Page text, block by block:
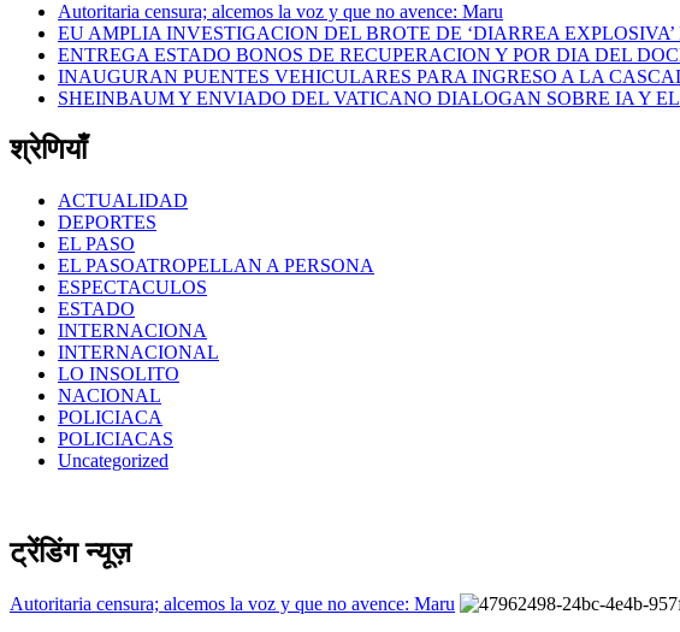
Autoritaria censura; alcemos la voz y que no avence: Maru
EU AMPLIA INVESTIGACION DEL BROTE DE ‘DIARREA
ENTREGA ESTADO BONOS DE RECUPERACION Y POR DIA DEL
INAUGURAN PUENTES VEHICULARES PARA INGRESO A LA
SHEINBAUM Y ENVIADO DEL VATICANO DIALOGAN SOBRE IA Y
श्रेणियाँ
ACTUALIDAD
DEPORTES
EL PASO
EL PASOATROPELLAN A PERSONA
ESPECTACULOS
ESTADO
INTERNACIONA
INTERNACIONAL
LO INSOLITO
NACIONAL
POLICIACA
POLICIACAS
Uncategorized
ट्रेंडिंग न्यूज़
Autoritaria censura; alcemos la voz y que no avence: Maru